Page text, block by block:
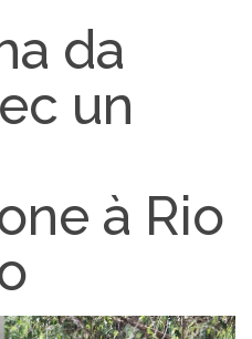
da
un
à Rio